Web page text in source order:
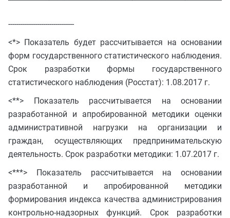
--------------------------------
<*> Показатель будет рассчитывается на основании
форм государственного статистического наблюдения.
Срок разработки формы государственного
статистического наблюдения (Росстат): 1.08.2017 г.
<**> Показатель рассчитывается на основании
разработанной и апробированной методики оценки
административной нагрузки на организации и
граждан, осуществляющих предпринимательскую
деятельность. Срок разработки методики: 1.07.2017 г.
<***> Показатель рассчитывается на основании
разработанной и апробированной методики
формирования индекса качества администрирования
контрольно-надзорных функций. Срок разработки